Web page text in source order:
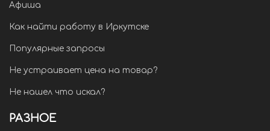
Афиша
Как найти работу в Иркутске
Популярные запросы
Не устраивает цена на товар?
Не нашел что искал?
РАЗНОЕ